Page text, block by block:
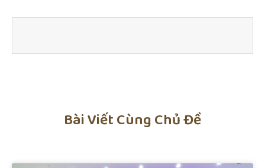
Bài Viết Cùng Chủ Đề